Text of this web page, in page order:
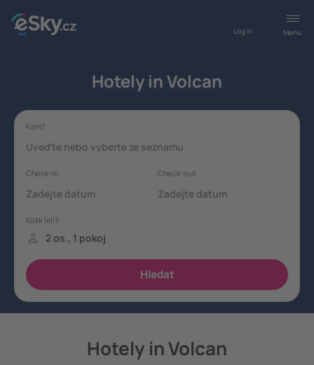
Menu
Log in
Hotely in Volcan
Hotely in Volcan